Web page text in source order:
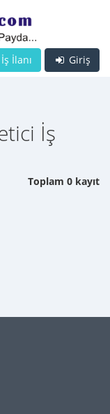
Giriş
İlanı
İş
Toplam 0 kayıt